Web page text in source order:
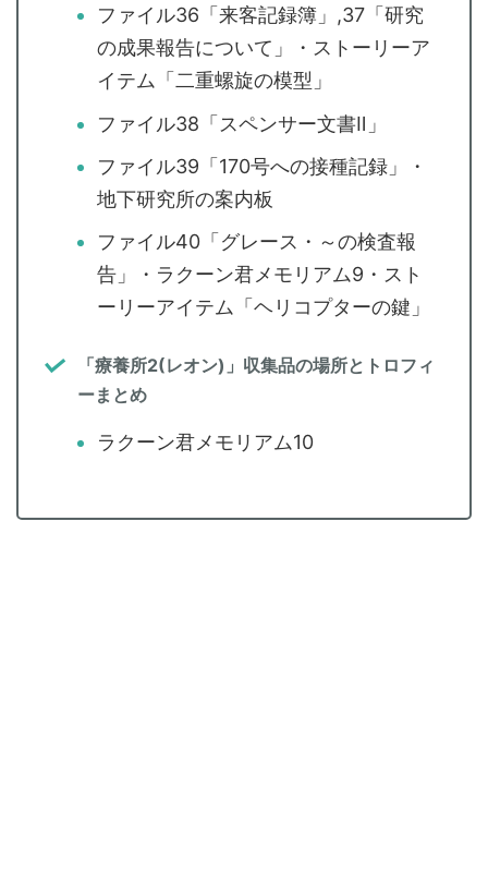
ファイル36「来客記録簿」,37「研究
の成果報告について」・ストーリーア
イテム「二重螺旋の模型」
ファイル38「スペンサー文書Ⅱ」
ファイル39「170号への接種記録」・
地下研究所の案内板
ファイル40「グレース・～の検査報
告」・ラクーン君メモリアム9・スト
ーリーアイテム「ヘリコプターの鍵」
「療養所2(レオン)」収集品の場所とトロフィ
ーまとめ
ラクーン君メモリアム10